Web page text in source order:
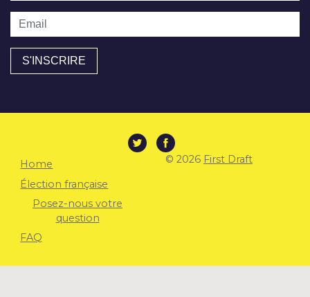
Email
Home
Élection française
Posez-nous votre
question
FAQ
© 2026 First Draft